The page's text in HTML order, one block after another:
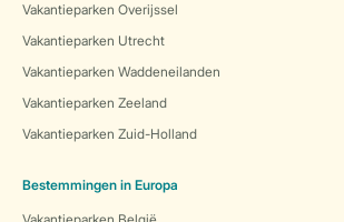
Vakantieparken Overijssel
Vakantieparken Utrecht
Vakantieparken Waddeneilanden
Vakantieparken Zeeland
Vakantieparken Zuid-Holland
Bestemmingen in Europa